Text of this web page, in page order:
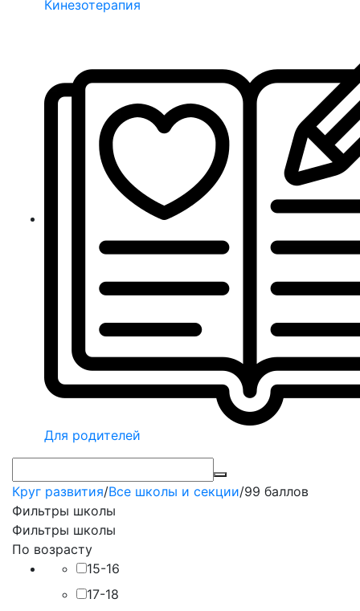
Кинезотерапия
Для родителей
Круг развития/Все школы и секции/99 баллов
Фильтры школы
Фильтры школы
По возрасту
15-16
17-18